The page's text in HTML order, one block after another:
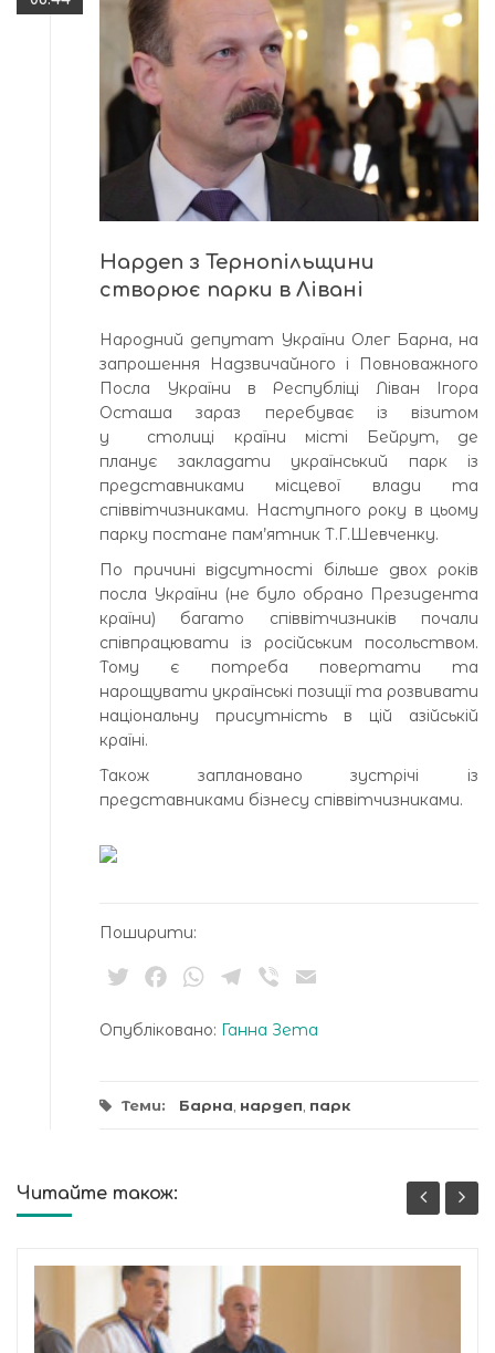
Нардеп з Тернопільщини
створює парки в Лівані
Народний депутат України Олег Барна, на
запрошення Надзвичайного і Повноважного
Посла України в Республіці Ліван Ігора
Осташа зараз перебуває із візитом
у столиці країни місті Бейрут, де
планує закладати український парк із
представниками місцевої влади та
співвітчизниками. Наступного року в цьому
парку постане пам’ятник Т.Г.Шевченку.
По причині відсутності більше двох років
посла України (не було обрано Президента
країни) багато співвітчизників почали
співпрацювати із російським посольством.
Тому є потреба повертати та
нарощувати українські позиції та розвивати
національну присутність в цій азійській
країні.
Також заплановано зустрічі із
представниками бізнесу співвітчизниками.
Поширити:
TwitterFacebookWhatsApp
Telegram
Viber
Опубліковано: Ганна Зета
Теми: Барна, нардеп, парк
Читайте також: